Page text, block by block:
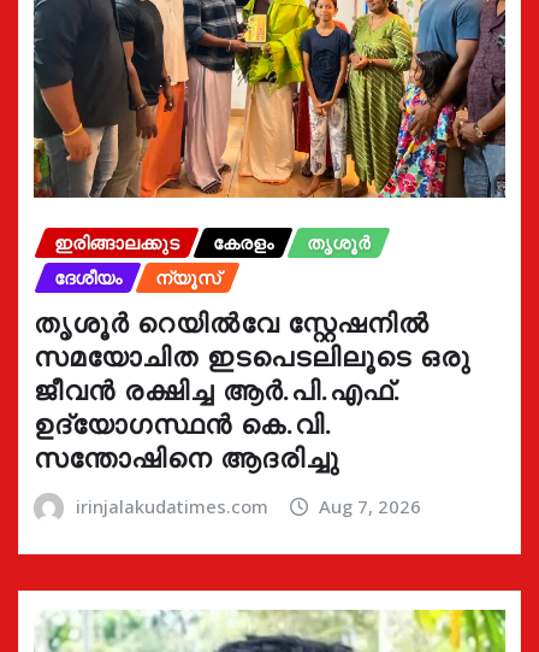
ഇരിങ്ങാലക്കുട കേരളം
തൃശൂർ
ദേശീയം
ന്യൂസ്
തൃശൂർ റെയിൽവേ സ്റ്റേഷനിൽ
സമയോചിത ഇടപെടലിലൂടെ ഒരു
ജീവൻ രക്ഷിച്ച ആർ.പി.എഫ്.
ഉദ്യോഗസ്ഥൻ കെ.വി.
സന്തോഷിനെ ആദരിച്ചു
irinjalakudatimes.com Aug 7, 2026